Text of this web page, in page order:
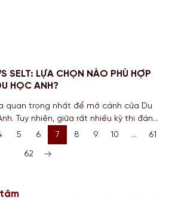
SELT: LỰA CHỌN NÀO PHÙ HỢP
HỌC ANH?
quan trọng nhất để mở cánh cửa Du
Tuy nhiên, giữa rất nhiều kỳ thi đánh
và SELT luôn khiến nhiều Sinh
bị Hồ sơ. Trong bài viết này, chuyên
chi tiết sự khác biệt giữa […]
5 6 7 8 9 10 … 61
62